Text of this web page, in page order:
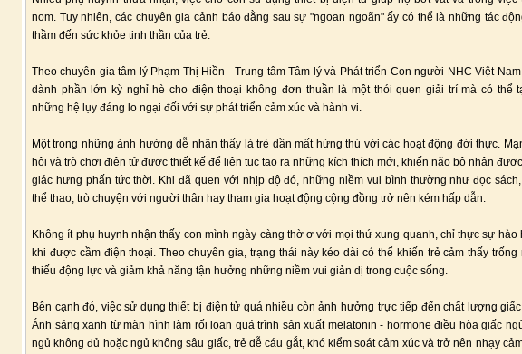
nom. Tuy nhiên, các chuyên gia cảnh báo đằng sau sự "ngoan ngoãn" ấy có thể là những tác
thầm đến sức khỏe tinh thần của trẻ.
Theo chuyên gia tâm lý Phạm Thị Hiền - Trung tâm Tâm lý và Phát triển Con người NHC Việt
dành phần lớn kỳ nghỉ hè cho điện thoại không đơn thuần là một thói quen giải trí mà có thể
những hệ lụy đáng lo ngại đối với sự phát triển cảm xúc và hành vi.
Một trong những ảnh hưởng dễ nhận thấy là trẻ dần mất hứng thú với các hoạt động đời thực.
hội và trò chơi điện tử được thiết kế để liên tục tạo ra những kích thích mới, khiến não bộ nhận
giác hưng phấn tức thời. Khi đã quen với nhịp độ đó, những niềm vui bình thường như đọc
thể thao, trò chuyện với người thân hay tham gia hoạt động cộng đồng trở nên kém hấp dẫn.
Không ít phụ huynh nhận thấy con mình ngày càng thờ ơ với mọi thứ xung quanh, chỉ thực sự hào
khi được cầm điện thoại. Theo chuyên gia, trạng thái này kéo dài có thể khiến trẻ cảm thấy trống
thiếu động lực và giảm khả năng tận hưởng những niềm vui giản dị trong cuộc sống.
Bên cạnh đó, việc sử dụng thiết bị điện tử quá nhiều còn ảnh hưởng trực tiếp đến chất lượng
Ánh sáng xanh từ màn hình làm rối loạn quá trình sản xuất melatonin - hormone điều hòa giấc
ngủ không đủ hoặc ngủ không sâu giấc, trẻ dễ cáu gắt, khó kiểm soát cảm xúc và trở nên nhạy